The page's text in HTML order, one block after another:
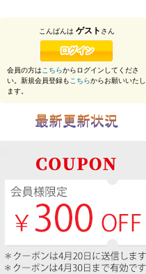
こんばんは ゲスト さん
会員の方はこちらからログインしてくださ
い。新規会員登録もこちらからお願いいたし
ます。